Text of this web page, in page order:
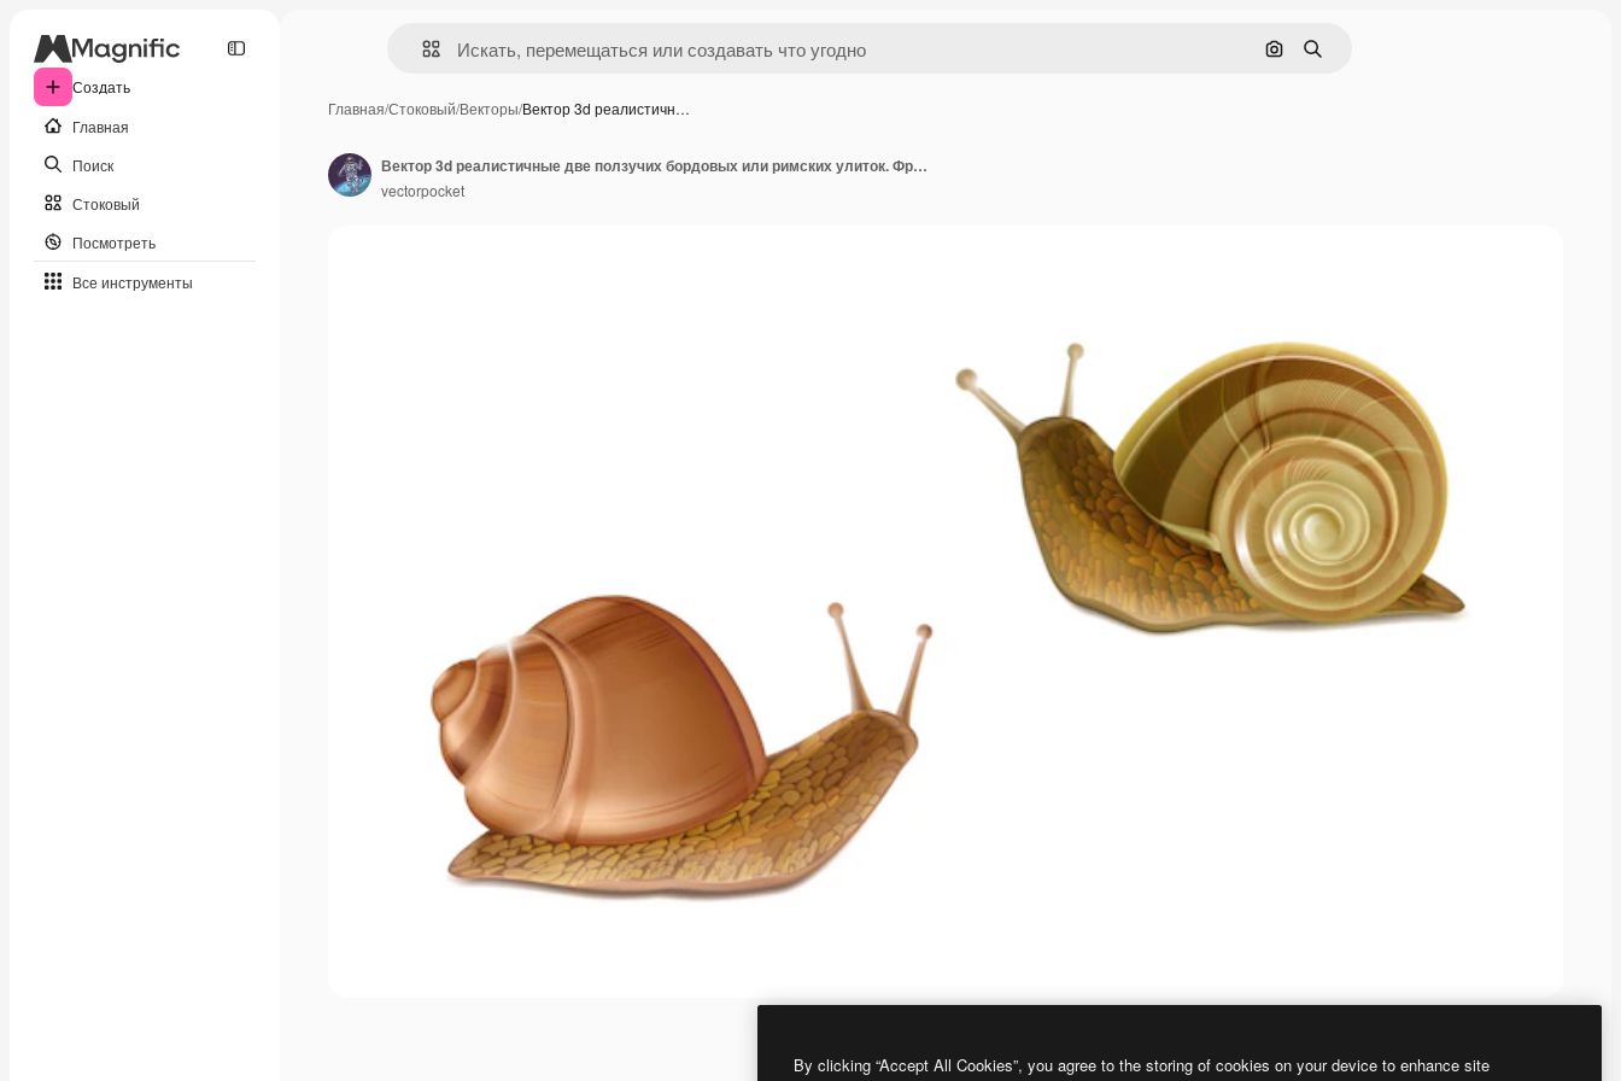
Создать
Главная
Поиск
Стоковый
Посмотреть
Все инструменты
Поиск по изображению
Поиск
Главная/Стоковый/Векторы/Вектор 3d реалистичн…
Вектор 3d реалистичные две ползучих бордовых или римских улиток. Французская кухня деликатесы, съедобные и е
vectorpocket
By clicking “Accept All Cookies”, you agree to the storing of cookies on your device to enhance site